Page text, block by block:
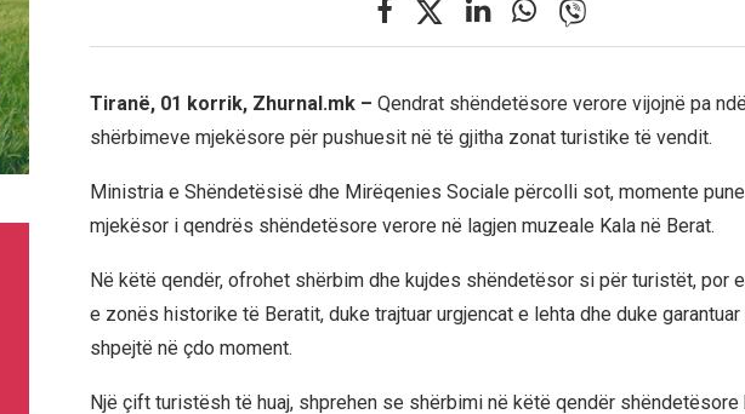
Tiranë, 01 korrik, Zhurnal.mk – Qendrat shëndetësore verore vijojnë pa
shërbimeve mjekësore për pushuesit në të gjitha zonat turistike të vendit.
Ministria e Shëndetësisë dhe Mirëqenies Sociale përcolli sot, momente
mjekësor i qendrës shëndetësore verore në lagjen muzeale Kala në Berat.
Në këtë qendër, ofrohet shërbim dhe kujdes shëndetësor si për turistët, por
e zonës historike të Beratit, duke trajtuar urgjencat e lehta dhe duke
shpejtë në çdo moment.
Një çift turistësh të huaj, shprehen se shërbimi në këtë qendër shëndetësore